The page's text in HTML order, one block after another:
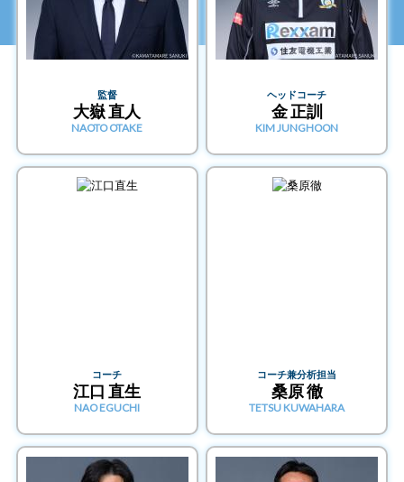
監督
大嶽 直人
NAOTO OTAKE
ヘッドコーチ
金 正訓
KIM JUNGHOON
コーチ
江口 直生
NAO EGUCHI
コーチ兼分析担当
桑原 徹
TETSU KUWAHARA